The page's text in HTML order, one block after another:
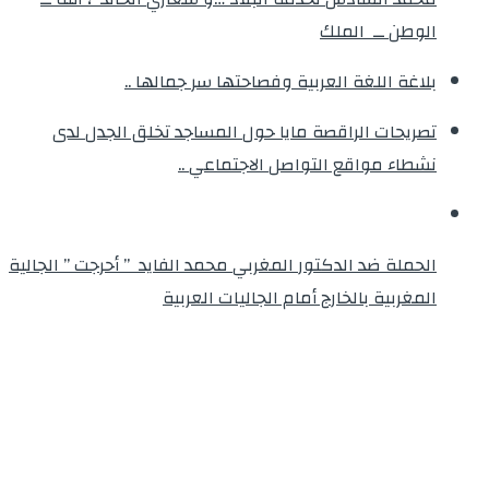
الوطن ــ الملك
بلاغة اللغة العربية وفصاحتها سر جمالها ..
تصريحات الراقصة مايا حول المساجد تخلق الجدل لدى
نشطاء مواقع التواصل الاجتماعي ..
الحملة ضد الدكتور المغربي محمد الفايد ” أحرجت ” الجالية
المغربية بالخارج أمام الجاليات العربية